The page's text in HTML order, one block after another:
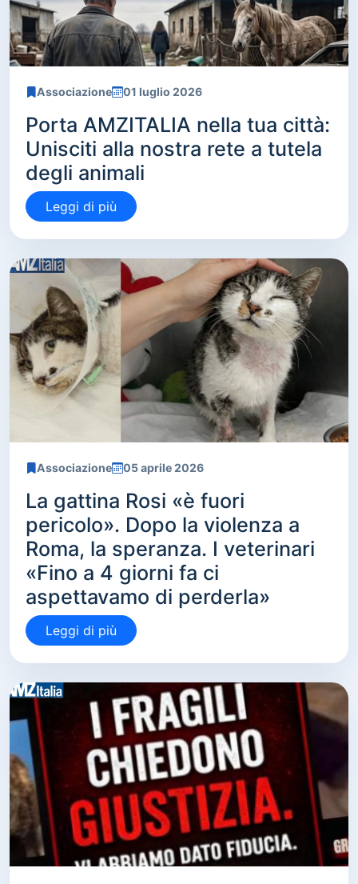
Associazione 01 luglio 2026
Porta AMZITALIA nella tua città:
Unisciti alla nostra rete a tutela
degli animali
Leggi di più
Associazione 05 aprile 2026
La gattina Rosi «è fuori
pericolo». Dopo la violenza a
Roma, la speranza. I veterinari
«Fino a 4 giorni fa ci
aspettavamo di perderla»
Leggi di più